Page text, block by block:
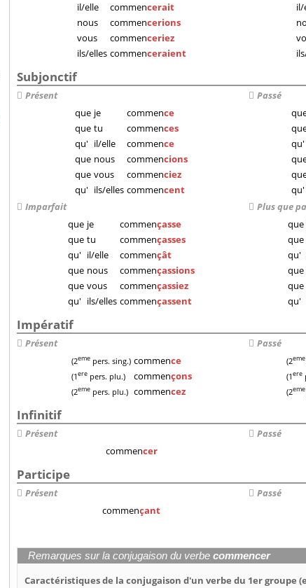
il/elle
commencerait
nous
commencerions
vous
commenceriez
ils/elles commenceraient
il/
Subjonctif
Présent
que je commence
que tu commences
qu' il/elle commence
que nous commencions
que vous commenciez
qu' ils/elles commencent
Passé
qu'
qu'
Imparfait
que je commençasse
que tu commençasses
qu' il/elle commençât
que nous commençassions
que vous commençassiez
qu' ils/elles commençassent
Plus que
que
que
qu'
que
que
qu'
Impératif
Présent
(2emepers. sing.) commence
(1erepers. plu.) commençons
(2emepers. plu.) commencez
Passé
(2eme
(1ere
(2eme
Infinitif
Présent
commencer
Passé
Participe
Présent
commençant
Passé
Remarques sur la conjugaison du verbecommencer
Caractéristiques de la conjugaison d'un verbe du 1er groupe